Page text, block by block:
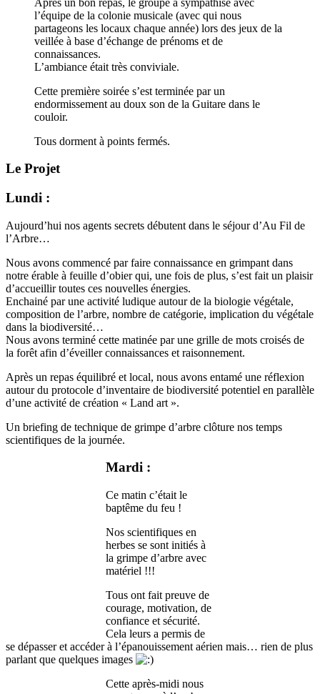
l’équipe de la colonie musicale (avec qui nous
partageons les locaux chaque année) lors des jeux de la
veillée à base d’échange de prénoms et de
connaissances.
L’ambiance était très conviviale.
Cette première soirée s’est terminée par un
endormissement au doux son de la Guitare dans le
couloir.
Tous dorment à points fermés.
Le Projet
Lundi :
Aujourd’hui nos agents secrets débutent dans le séjour d’Au Fil de
l’Arbre…
Nous avons commencé par faire connaissance en grimpant dans
notre érable à feuille d’obier qui, une fois de plus, s’est fait un plaisir
d’accueillir toutes ces nouvelles énergies.
Enchainé par une activité ludique autour de la biologie végétale,
composition de l’arbre, nombre de catégorie, implication du végétale
dans la biodiversité…
Nous avons terminé cette matinée par une grille de mots croisés de
la forêt afin d’éveiller connaissances et raisonnement.
Après un repas équilibré et local, nous avons entamé une réflexion
autour du protocole d’inventaire de biodiversité potentiel en parallèle
d’une activité de création « Land art ».
Un briefing de technique de grimpe d’arbre clôture nos temps
scientifiques de la journée.
Mardi :
Ce matin c’était le
baptême du feu !
Nos scientifiques en
herbes se sont initiés à
la grimpe d’arbre avec
matériel !!!
Tous ont fait preuve de
courage, motivation, de
confiance et sécurité.
Cela leurs a permis de
se dépasser et accéder à l’épanouissement aérien mais… rien de plus
parlant que quelques images
Cette après-midi nous